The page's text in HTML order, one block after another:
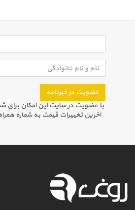
عضویت در خبرنامه
با عضویت در سایت این امکان برای
آخرین تغییرات قیمت به شماره